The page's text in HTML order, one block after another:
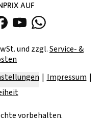
AUF
und zzgl.Service- &
Impressum
vorbehalten.